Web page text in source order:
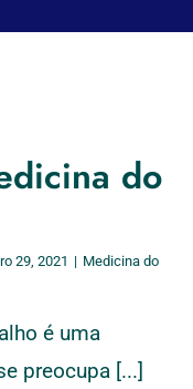
do
29, 2021 | Medicina do
é uma
preocupa [...]